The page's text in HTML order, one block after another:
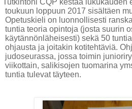
toukuun loppuun 2017 sisältäen
Opetuskieli on luonnollisesti
tuntia teoria opintoja (josta suurin
käytännönläheisesti) sekä 50
ohjausta ja joitakin kotitehtäviä.
judoseurassa, jossa toimin
viikottain, salikisojen tuomarina
tuntia tulevat täyteen.